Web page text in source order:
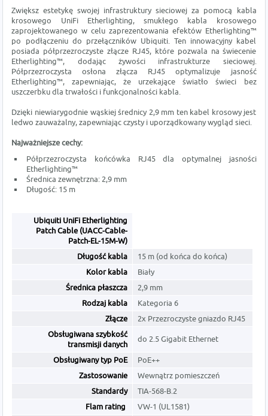
Zwiększ estetykę swojej infrastruktury sieciowej za pomocą kabla
krosowego UniFi Etherlighting, smukłego kabla krosowego
zaprojektowanego w celu zaprezentowania efektów Etherlighting™
po podłączeniu do przełączników Ubiquiti. Ten innowacyjny kabel
posiada półprzezroczyste złącze RJ45, które pozwala na świecenie
Etherlighting™, dodając żywości infrastrukturze sieciowej.
Półprzezroczysta osłona złącza RJ45 optymalizuje jasność
Etherlighting™, zapewniając, że urzekające światło świeci bez
uszczerbku dla trwałości i funkcjonalności kabla.
Dzięki niewiarygodnie wąskiej średnicy 2,9 mm ten kabel krosowy jest
ledwo zauważalny, zapewniając czysty i uporządkowany wygląd sieci.
Najważniejsze cechy:
Półprzezroczysta końcówka RJ45 dla optymalnej jasności
Etherlighting™
Średnica zewnętrzna: 2,9 mm
Długość: 15 m
Ubiquiti UniFi Etherlighting
Patch Cable (UACC-Cable-
Patch-EL-15M-W)
Długość kabla
15 m (od końca do końca)
Kolor kabla
Biały
Średnica płaszcza
2,9 mm
Rodzaj kabla
Kategoria 6
Złącze
2x Przezroczyste gniazdo RJ45
Obsługiwana szybkość
transmisji danych
do 2.5 Gigabit Ethernet
Obsługiwany typ PoE
PoE++
Zastosowanie
Wewnątrz pomieszczeń
Standardy
TIA-568-B.2
Flam rating
VW-1 (UL1581)